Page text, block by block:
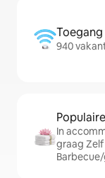
940
In
graag